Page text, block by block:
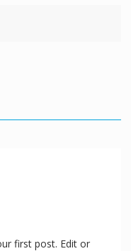
first post. Edit or